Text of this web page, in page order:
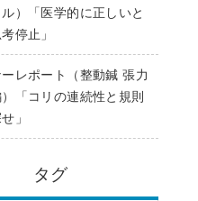
）「医学的に正しいと
停止」
レポート（整動鍼 張力
「コリの連続性と規則
」
タグ